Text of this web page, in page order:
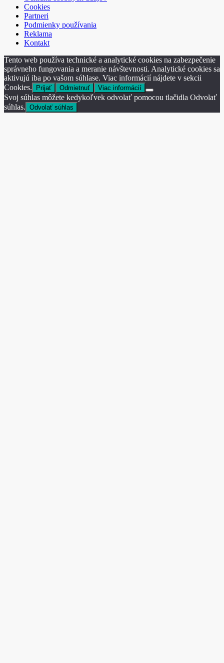
Cookies
Partneri
Podmienky používania
Reklama
Kontakt
Tento web používa technické a analytické cookies na zabezpečenie
správneho fungovania a meranie návštevnosti. Analytické cookies sa
aktivujú iba po vašom súhlase. Viac informácií nájdete v sekcii
Cookies.
Prijať Odmietnuť Viac informácií
Svoj súhlas môžete kedykoľvek odvolať pomocou tlačidla Odvolať
súhlas. Odvolať súhlas